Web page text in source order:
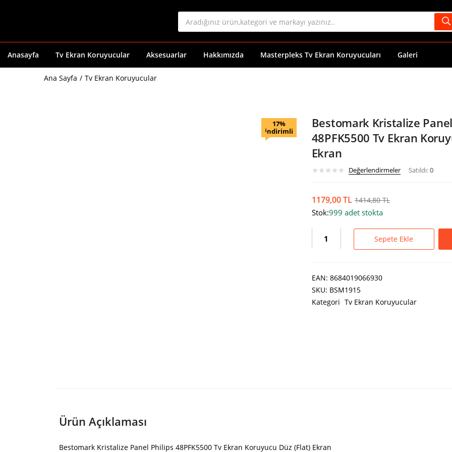
Anasayfa Tv Ekran Koruyucular Aksesuarlar Hakkımızda Masterpleks Tv Ekran Koruyucuları Galeri
Ana Sayfa Tv Ekran Koruyucular
17%
indirimli
Bestomark Kristalize
48PFK5500 Tv Ekran
Ekran
Değerlendirmeler Satıldı:0
1179,00TL 1414,80TL
Stok:999 adet stokta
Sepete Ekle
EAN: 8684019066930
SKU: BSM1915
Kategori Tv Ekran Koruyucular
Ürün Açıklaması
Bestomark Kristalize Panel Philips 48PFK5500 Tv Ekran Koruyucu Düz (Flat) Ekran